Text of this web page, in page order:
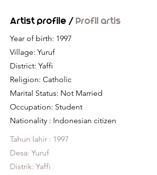
Artist profile /Profil artis
​Year of birth: 1997
Village: Yuruf
District: Yaffi
Religion: Catholic
Marital Status: Not Married
Occupation: Student
Nationality : Indonesian citizen
Tahun lahir : 1997
Desa: Yuruf
Distrik: Yaffi